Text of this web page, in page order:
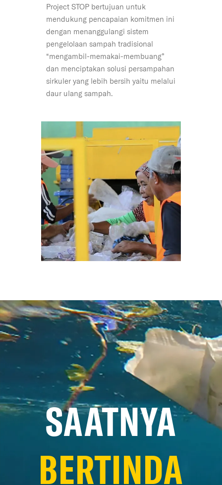
Project STOP bertujuan untuk
mendukung pencapaian komitmen ini
dengan menanggulangi sistem
pengelolaan sampah tradisional
“mengambil-memakai-membuang”
dan menciptakan solusi persampahan
sirkuler yang lebih bersih yaitu melalui
daur ulang sampah.
SAATNYA
BERTINDA